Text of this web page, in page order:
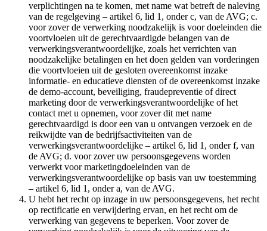
verplichtingen na te komen, met name wat betreft de naleving
van de regelgeving – artikel 6, lid 1, onder c, van de AVG; c.
voor zover de verwerking noodzakelijk is voor doeleinden die
voortvloeien uit de gerechtvaardigde belangen van de
verwerkingsverantwoordelijke, zoals het verrichten van
noodzakelijke betalingen en het doen gelden van vorderingen
die voortvloeien uit de gesloten overeenkomst inzake
informatie- en educatieve diensten of de overeenkomst inzake
de demo-account, beveiliging, fraudepreventie of direct
marketing door de verwerkingsverantwoordelijke of het
contact met u opnemen, voor zover dit met name
gerechtvaardigd is door een van u ontvangen verzoek en de
reikwijdte van de bedrijfsactiviteiten van de
verwerkingsverantwoordelijke – artikel 6, lid 1, onder f, van
de AVG; d. voor zover uw persoonsgegevens worden
verwerkt voor marketingdoeleinden van de
verwerkingsverantwoordelijke op basis van uw toestemming
– artikel 6, lid 1, onder a, van de AVG.
U hebt het recht op inzage in uw persoonsgegevens, het recht
op rectificatie en verwijdering ervan, en het recht om de
verwerking van gegevens te beperken. Voor zover de